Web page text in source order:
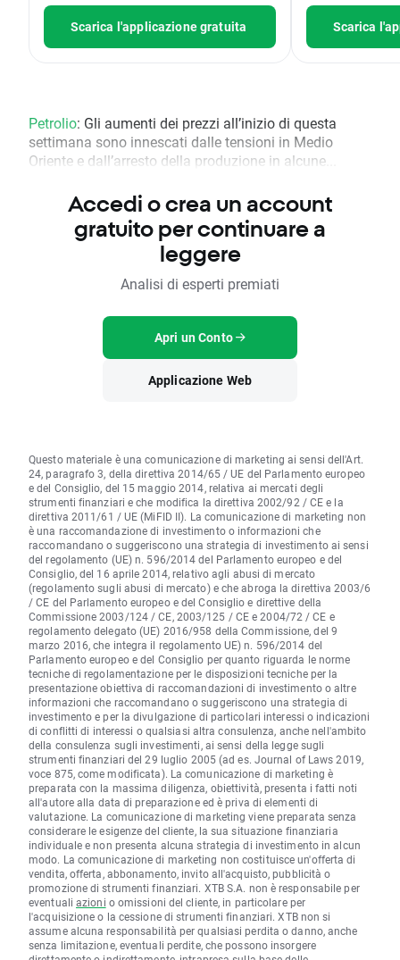
Scarica l'applicazione gratuita Scarica
Petrolio: Gli aumenti dei prezzi all’inizio di questa
settimana sono innescati dalle tensioni in Medio
Oriente e dall’arresto della produzione in alcune...
Accedi o crea un account
gratuito per continuare a
leggere
Analisi di esperti premiati
Apri un Conto
Applicazione Web
Questo materiale è una comunicazione di marketing ai sensi dell'Art.
24, paragrafo 3, della direttiva 2014/65 / UE del Parlamento europeo
e del Consiglio, del 15 maggio 2014, relativa ai mercati degli
strumenti finanziari e che modifica la direttiva 2002/92 / CE e la
direttiva 2011/61 / UE (MiFID II). La comunicazione di marketing non
è una raccomandazione di investimento o informazioni che
raccomandano o suggeriscono una strategia di investimento ai sensi
del regolamento (UE) n. 596/2014 del Parlamento europeo e del
Consiglio, del 16 aprile 2014, relativo agli abusi di mercato
(regolamento sugli abusi di mercato) e che abroga la direttiva 2003/6
/ CE del Parlamento europeo e del Consiglio e direttive della
Commissione 2003/124 / CE, 2003/125 / CE e 2004/72 / CE e
regolamento delegato (UE) 2016/958 della Commissione, del 9
marzo 2016, che integra il regolamento UE) n. 596/2014 del
Parlamento europeo e del Consiglio per quanto riguarda le norme
tecniche di regolamentazione per le disposizioni tecniche per la
presentazione obiettiva di raccomandazioni di investimento o altre
informazioni che raccomandano o suggeriscono una strategia di
investimento e per la divulgazione di particolari interessi o indicazioni
di conflitti di interessi o qualsiasi altra consulenza, anche nell'ambito
della consulenza sugli investimenti, ai sensi della legge sugli
strumenti finanziari del 29 luglio 2005 (ad es. Journal of Laws 2019,
voce 875, come modificata). La comunicazione di marketing è
preparata con la massima diligenza, obiettività, presenta i fatti noti
all'autore alla data di preparazione ed è priva di elementi di
valutazione. La comunicazione di marketing viene preparata senza
considerare le esigenze del cliente, la sua situazione finanziaria
individuale e non presenta alcuna strategia di investimento in alcun
modo. La comunicazione di marketing non costituisce un'offerta di
vendita, offerta, abbonamento, invito all'acquisto, pubblicità o
promozione di strumenti finanziari. XTB S.A. non è responsabile per
eventuali azioni o omissioni del cliente, in particolare per
l'acquisizione o la cessione di strumenti finanziari. XTB non si
assume alcuna responsabilità per qualsiasi perdita o danno, anche
senza limitazione, eventuali perdite, che possono insorgere